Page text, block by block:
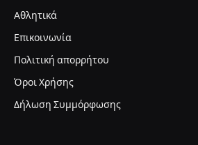
Αθλητικά
Επικοινωνία
Πολιτική απορρήτου
Όροι Χρήσης
Δήλωση Συμμόρφωσης